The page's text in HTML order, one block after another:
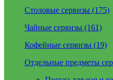
Столовые сервизы (175)
Чайные сервизы (161)
Кофейные сервизы (19)
Отдельные предметы